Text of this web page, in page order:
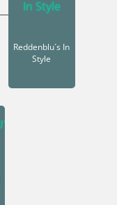
Reddenblu´s In
Style